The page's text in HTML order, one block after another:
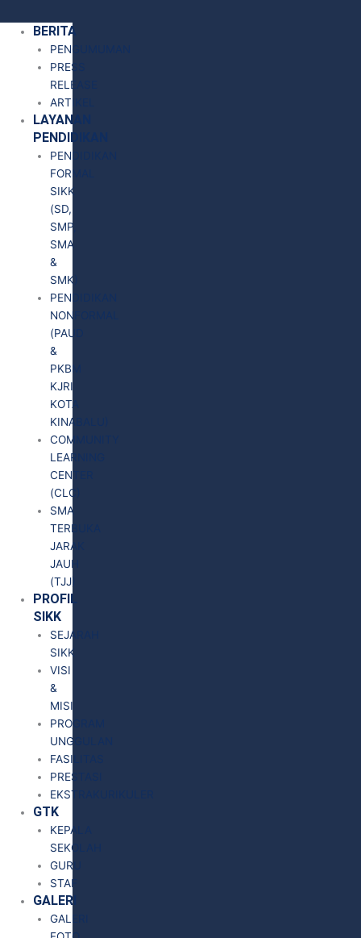
BERITA
PENGUMUMAN
PRESS
RELEASE
ARTIKEL
LAYANAN
PENDIDIKAN
PENDIDIKAN
FORMAL
SIKK
(SD,
SMP,
SMA
&
SMK)
PENDIDIKAN
NONFORMAL
(PAUD
&
PKBM
KJRI
KOTA
KINABALU)
COMMUNITY
LEARNING
CENTER
(CLC)
SMA
TERBUKA
JARAK
JAUH
(TJJ)
PROFIL
SIKK
SEJARAH
SIKK
VISI
&
MISI
PROGRAM
UNGGULAN
FASILITAS
PRESTASI
EKSTRAKURIKULER
GTK
KEPALA
SEKOLAH
GURU
STAF
GALERI
GALERI